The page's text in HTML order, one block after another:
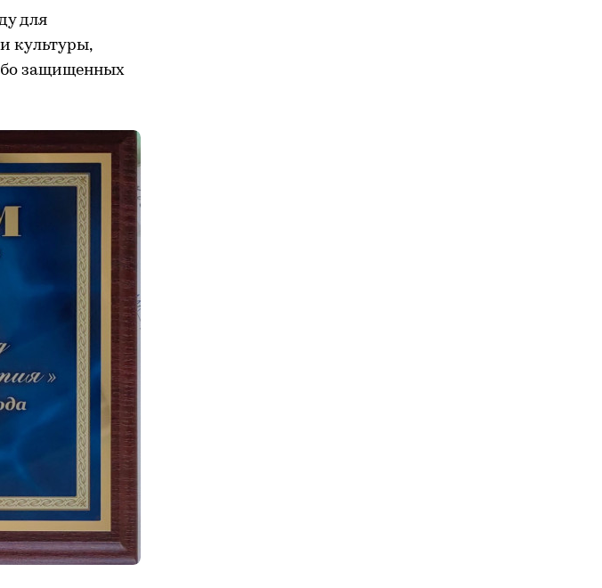
для
культуры,
защищенных